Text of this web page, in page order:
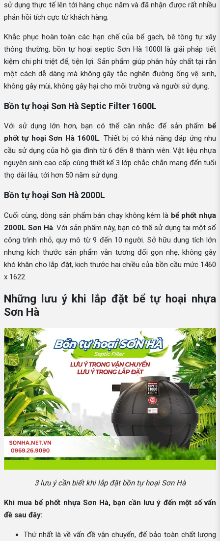
sử dụng thực tế lên tới hàng chục năm và đã nhận được rất nhiều
phản hồi tích cực từ khách hàng.
Khắc phục hoàn toàn các hạn chế của bể gạch, bê tông tự xây
thông thường, bồn tự hoại septic Sơn Hà 1000l là giải pháp tiết
kiệm chi phí triệt để, tiện lợi. Sản phẩm giúp phân hủy chất tại rắn
một cách dễ dàng mà không gây tắc nghẽn đường ống vệ sinh,
không gây mùi, không gây hại cho môi trường và người sử dụng.
Bồn tự hoại Sơn Hà Septic Filter 1600L
Với sử dụng lớn hơn, bạn có thể cân nhắc để sản phẩm
bể
phốt tự hoại Sơn Hà 1600L. Thiết bị có khả năng đáp ứng nhu
cầu sử dụng của hộ gia đình từ 6 đến 8 thành viên. Vật liệu nhựa
nguyên sinh cao cấp cùng thiết kế 3 lớp chắc chắn mang đến tuổi
thọ dài lâu, tới hơn 50 năm sử dụng.
Bồn tự hoại Sơn Hà 2000L
Cuối cùng, dòng sản phẩm bán chạy không kém là bể phốt nhựa
2000L Sơn Hà . Với sản phẩm này, bạn có thể sử dụng tại một số
công trình nhỏ, quy mô từ 9 đến 10 người. Sở hữu dung tích lớn
nhưng kích thước sản phẩm vẫn tương đối gọn nhẹ, không gây
khó khăn cho lắp đặt, kich thước hai chiều của bồn cầu mức 1460
x 1622.
Những lưu ý khi lắp đặt bể tự hoại nhựa
Sơn Hà
3 lưu ý cần biết khi lắp đặt bồn tự hoại Sơn Hà
Khi mua bể phốt nhựa Sơn Hà, bạn cần lưu ý đến một số vấn
đề sau đây:
Thứ nhất là về vấn đề vận chuyển, để bảo toàn chất lượng